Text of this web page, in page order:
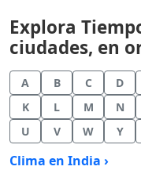
Explora
ciudades, en
A B C D
K
L M N
U
V W Y
Clima en India ›